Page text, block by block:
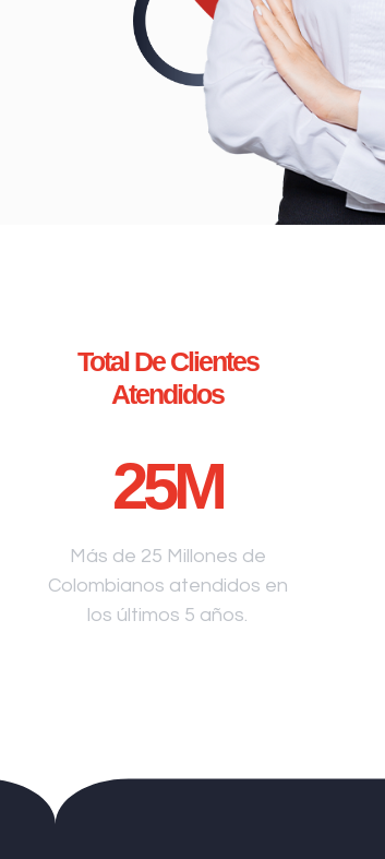
Total De Clientes
Atendidos
25M
Más de 25 Millones de
Colombianos atendidos en
los últimos 5 años.